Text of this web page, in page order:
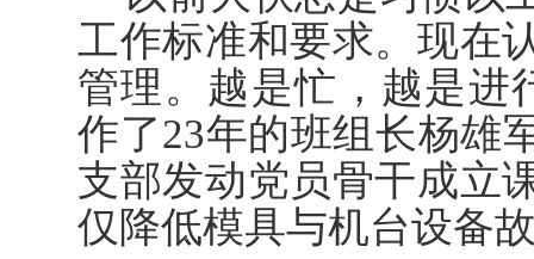
工作标准和要求。现在
管理。越是忙，越是进
作了23年的班组长杨雄
支部发动党员骨干成立
仅降低模具与机台设备